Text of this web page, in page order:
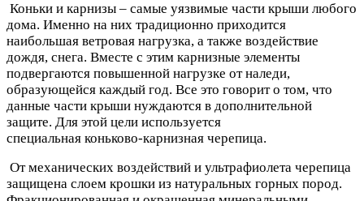
Коньки и карнизы – самые уязвимые части крыши любого
дома. Именно на них традиционно приходится
наибольшая ветровая нагрузка, а также воздействие
дождя, снега. Вместе с этим карнизные элементы
подвергаются повышенной нагрузке от наледи,
образующейся каждый год. Все это говорит о том, что
данные части крыши нуждаются в дополнительной
защите. Для этой цели используется
специальная коньково-карнизная черепица.
От механических воздействий и ультрафиолета черепица
защищена слоем крошки из натуральных горных пород.